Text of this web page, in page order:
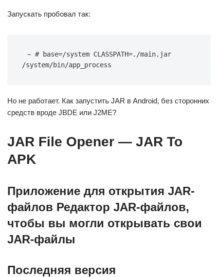
Запускать пробовал так:
~ # base=/system CLASSPATH=./main.jar
/system/bin/app_process
Но не работает. Как запустить JAR в Android, без сторонних
средств вроде JBDE или J2ME?
JAR File Opener — JAR To
APK
Приложение для открытия JAR-
файлов Редактор JAR-файлов,
чтобы вы могли открывать свои
JAR-файлы
Последняя версия